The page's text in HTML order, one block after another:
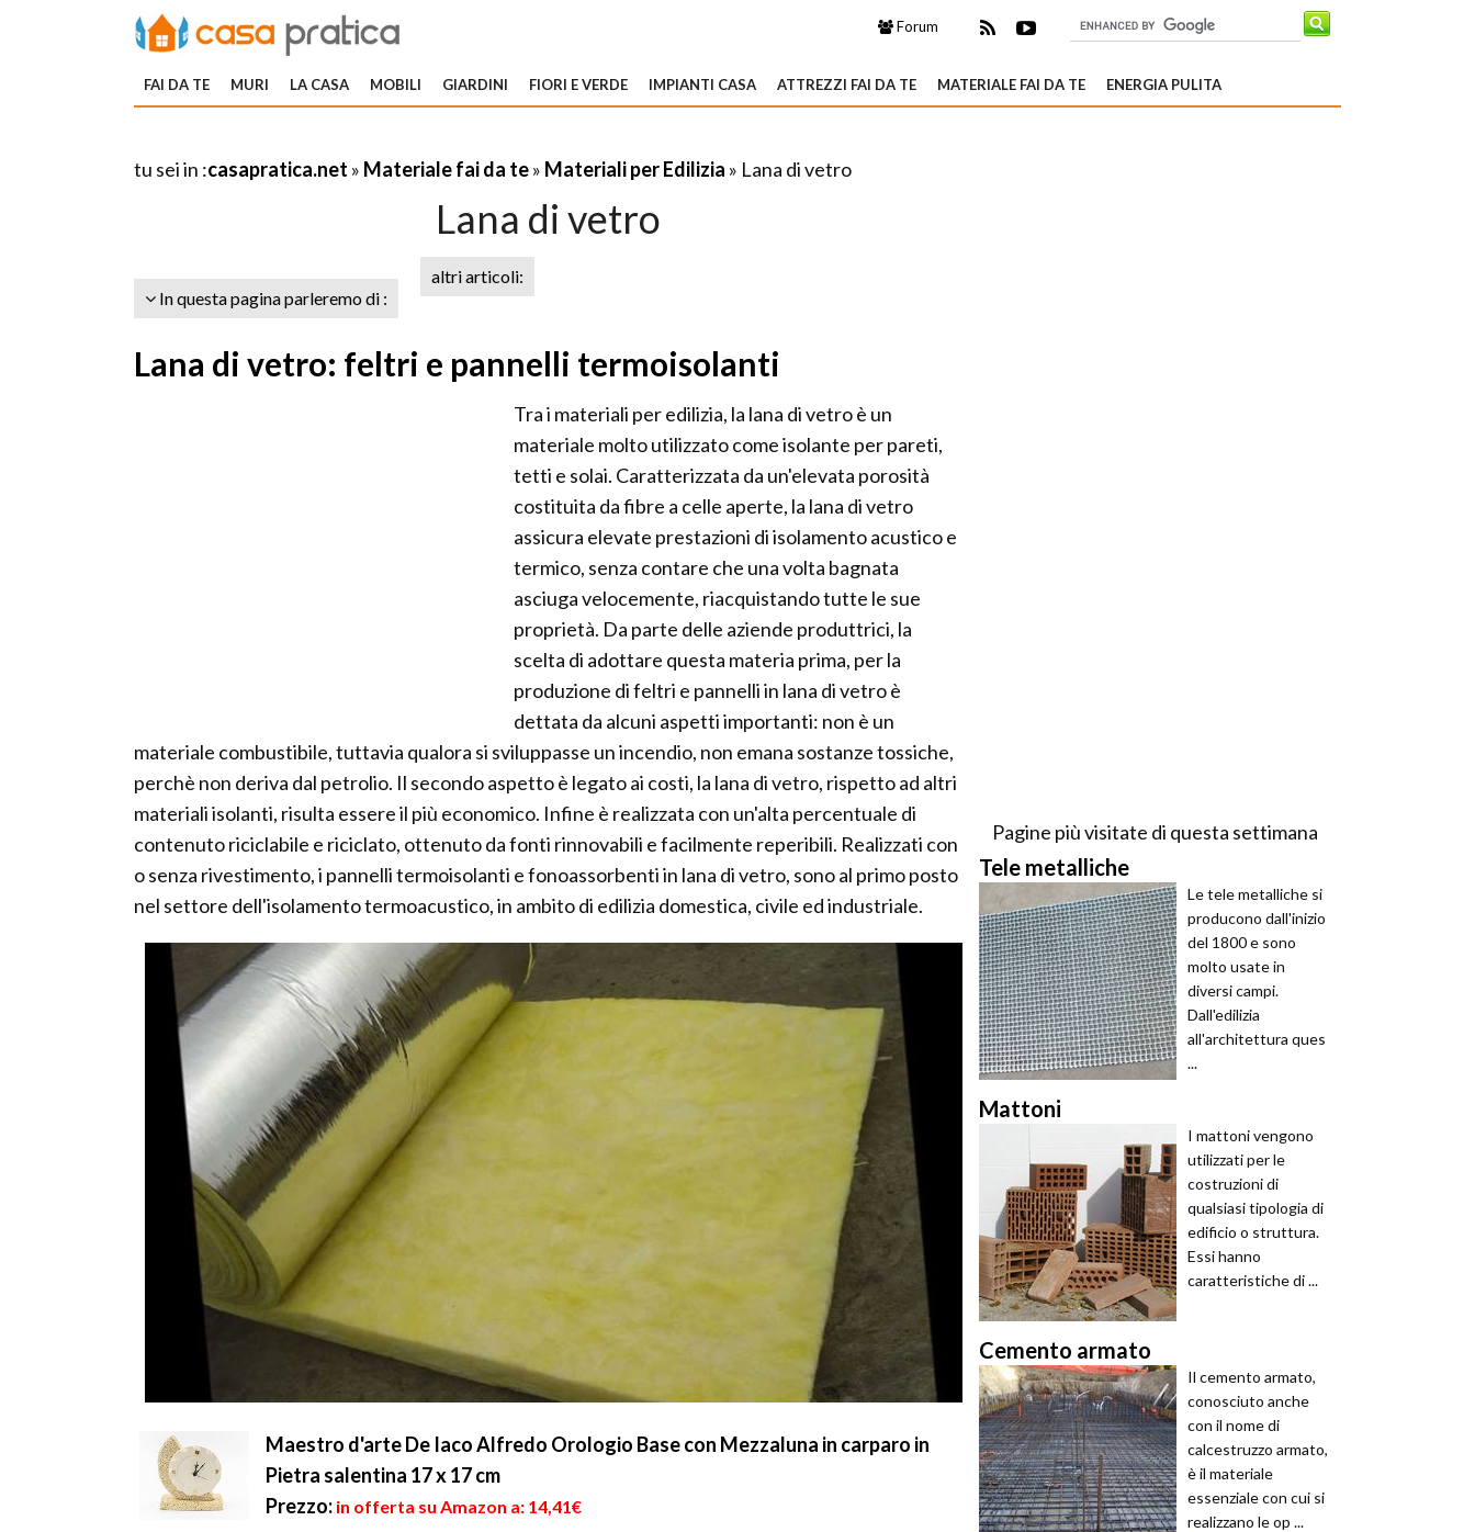
Forum
FAI DA TE MURI LA CASA MOBILI GIARDINI FIORI E VERDE IMPIANTI CASA ATTREZZI FAI DA TE MATERIALE FAI DA TE ENERGIA PULITA
tu sei in :casapratica.net » Materiale fai da te» Materiali per Edilizia » Lana di vetro
Lana di vetro
In questa pagina parleremo di :
altri articoli:
Lana di vetro: feltri e pannelli termoisolanti
Tra i materiali per edilizia, la lana di vetro è un
materiale molto utilizzato come isolante per pareti,
tetti e solai. Caratterizzata da un'elevata porosità
costituita da fibre a celle aperte, la lana di vetro
assicura elevate prestazioni di isolamento acustico e
termico, senza contare che una volta bagnata
asciuga velocemente, riacquistando tutte le sue
proprietà. Da parte delle aziende produttrici, la
scelta di adottare questa materia prima, per la
produzione di feltri e pannelli in lana di vetro è
dettata da alcuni aspetti importanti: non è un
materiale combustibile, tuttavia qualora si sviluppasse un incendio, non emana sostanze tossiche,
perchè non deriva dal petrolio. Il secondo aspetto è legato ai costi, la lana di vetro, rispetto ad altri
materiali isolanti, risulta essere il più economico. Infine è realizzata con un'alta percentuale di
contenuto riciclabile e riciclato, ottenuto da fonti rinnovabili e facilmente reperibili. Realizzati con
o senza rivestimento, i pannelli termoisolanti e fonoassorbenti in lana di vetro, sono al primo posto
nel settore dell'isolamento termoacustico, in ambito di edilizia domestica, civile ed industriale.
Maestro d'arte De Iaco Alfredo Orologio Base con Mezzaluna in carparo in
Pietra salentina 17 x 17 cm
Prezzo: in offerta su Amazon a: 14,41€
Pagine più visitate di questa settimana
Tele metalliche
Le tele metalliche si
producono dall'inizio
del 1800 e sono
molto usate in
diversi campi.
Dall'edilizia
all'architettura ques
...
Mattoni
I mattoni vengono
utilizzati per le
costruzioni di
qualsiasi tipologia di
edificio o struttura.
Essi hanno
caratteristiche di ...
Cemento armato
Il cemento armato,
conosciuto anche
con il nome di
calcestruzzo armato,
è il materiale
essenziale con cui si
realizzano le op ...